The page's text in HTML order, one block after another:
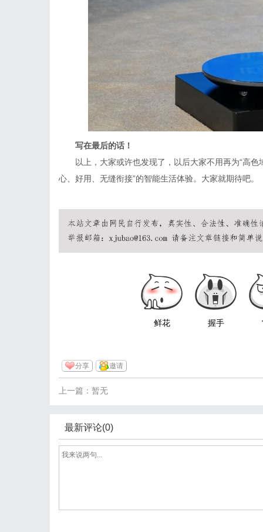
写在最后的话！
以上，大家或许也发现了，以后大家不用再为“高
心、好用、无缝衔接”的智能生活体验。大家就期待吧。
鲜花 握手
分享 邀请
上一篇：暂无
最新评论(0)